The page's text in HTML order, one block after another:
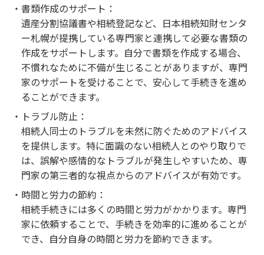
書類作成のサポート：
遺産分割協議書や相続登記など、日本相続知財センタ
ー札幌が提携している専門家と連携して必要な書類の
作成をサポートします。自分で書類を作成する場合、
不慣れなために不備が生じることがありますが、専門
家のサポートを受けることで、安心して手続きを進め
ることができます。
トラブル防止：
相続人同士のトラブルを未然に防ぐためのアドバイス
を提供します。特に面識のない相続人とのやり取りで
は、誤解や感情的なトラブルが発生しやすいため、専
門家の第三者的な視点からのアドバイスが有効です。
時間と労力の節約：
相続手続きには多くの時間と労力がかかります。専門
家に依頼することで、手続きを効率的に進めることが
でき、自分自身の時間と労力を節約できます。